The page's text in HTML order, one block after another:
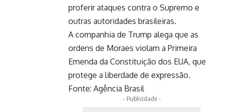
proferir ataques contra o Supremo e
outras autoridades brasileiras.
A companhia de Trump alega que as
ordens de Moraes violam a Primeira
Emenda da Constituição dos EUA, que
protege a liberdade de expressão.
Fonte: Agência Brasil
- Publicidade -